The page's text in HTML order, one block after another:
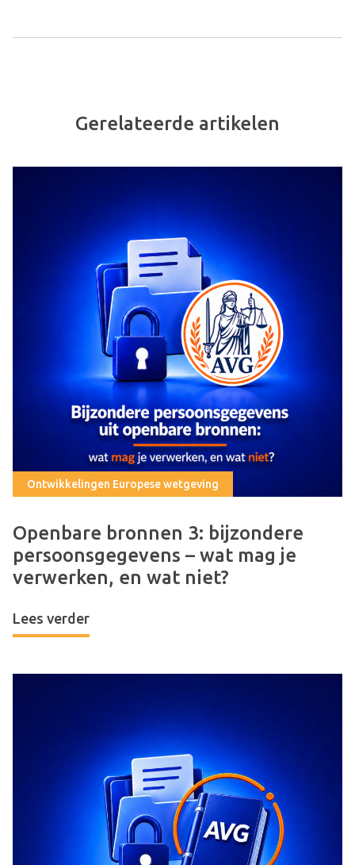
Gerelateerde artikelen
Ontwikkelingen Europese wetgeving
Openbare bronnen 3: bijzondere
persoonsgegevens – wat mag je
verwerken, en wat niet?
Lees verder